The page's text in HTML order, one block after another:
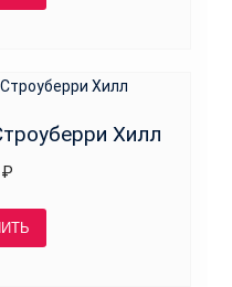
Хилл
₽